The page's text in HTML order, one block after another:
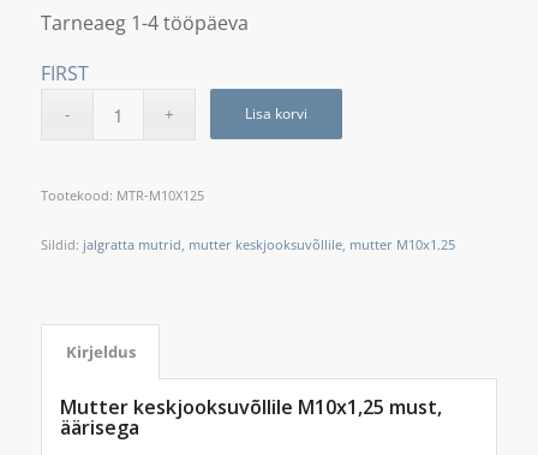
Tarneaeg 1-4 tööpäeva
FIRST
Lisa korvi
Tootekood: MTR-M10X125
Sildid: jalgratta mutrid, mutter keskjooksuvõllile, mutter M10x1.25
Kirjeldus
Mutter keskjooksuvõllile M10x1,25 must,
äärisega